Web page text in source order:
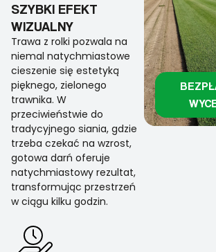
SZYBKI EFEKT
WIZUALNY
Trawa z rolki pozwala na
niemal natychmiastowe
cieszenie się estetyką
pięknego, zielonego
trawnika. W
przeciwieństwie do
tradycyjnego siania, gdzie
trzeba czekać na wzrost,
gotowa darń oferuje
natychmiastowy rezultat,
transformując przestrzeń
w ciągu kilku godzin.